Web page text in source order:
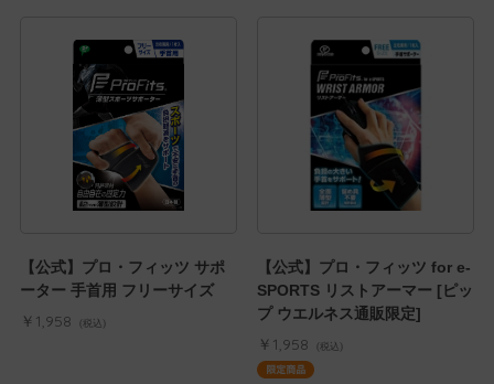
【公式】プロ・フィッツ サポ
ーター 手首用 フリーサイズ
￥1,958 (税込)
【公式】プロ・フィッツ for e-
SPORTS リストアーマー [ピッ
プ ウエルネス通販限定]
￥1,958 (税込)